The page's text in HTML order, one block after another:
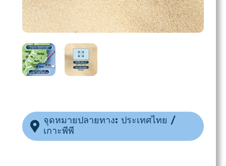
จุดหมายปลายทาง: ประเทศไทย /
เกาะพีพี